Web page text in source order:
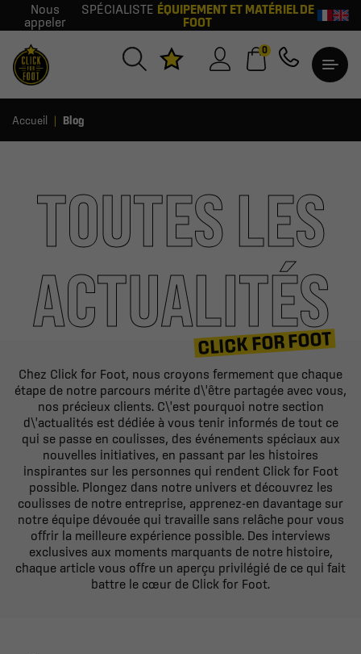
Nous
appeler
SPÉCIALISTE ÉQUIPEMENT ET MATÉRIEL DE
FOOT
0
Accueil Blog
TOUTES LES
ACTUALITÉS
CLICK FOR FOOT
Chez Click for Foot, nous croyons fermement que chaque
étape de notre parcours mérite d\'être partagée avec vous,
nos précieux clients. C\'est pourquoi notre section
d\'actualités est dédiée à vous tenir informés de tout ce
qui se passe en coulisses, des événements spéciaux aux
nouvelles initiatives, en passant par les histoires
inspirantes sur les personnes qui rendent Click for Foot
possible. Plongez dans notre univers et découvrez les
coulisses de notre entreprise, apprenez-en davantage sur
notre équipe dévouée qui travaille sans relâche pour vous
offrir la meilleure expérience possible. Des interviews
exclusives aux moments marquants de notre histoire,
chaque article vous offre un aperçu privilégié de ce qui fait
battre le cœur de Click for Foot.